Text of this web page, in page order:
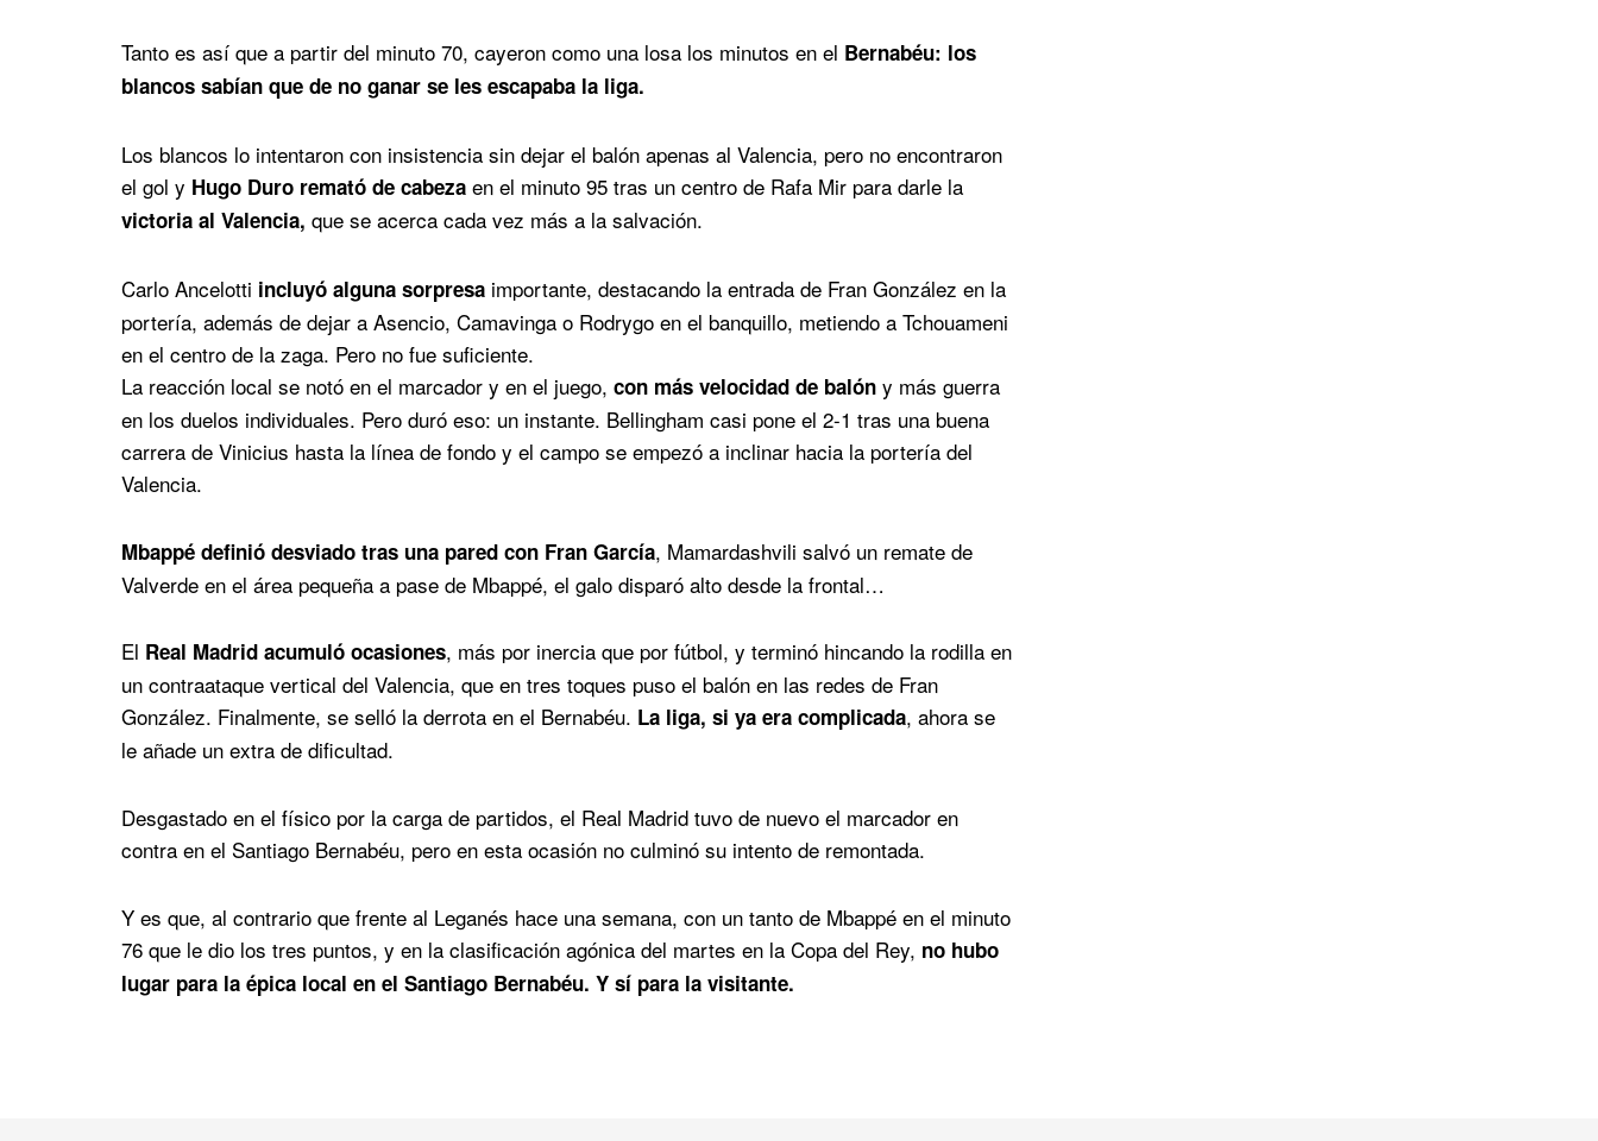
Tanto es así que a partir del minuto 70, cayeron como una losa los minutos en el Bernabéu: los
blancos sabían que de no ganar se les escapaba la liga.
Los blancos lo intentaron con insistencia sin dejar el balón apenas al Valencia, pero no encontraron
el gol y Hugo Duro remató de cabeza en el minuto 95 tras un centro de Rafa Mir para darle la
victoria al Valencia, que se acerca cada vez más a la salvación.
Carlo Ancelotti incluyó alguna sorpresa importante, destacando la entrada de Fran González en la
portería, además de dejar a Asencio, Camavinga o Rodrygo en el banquillo, metiendo a Tchouameni
en el centro de la zaga. Pero no fue suficiente.
La reacción local se notó en el marcador y en el juego, con más velocidad de balón y más guerra
en los duelos individuales. Pero duró eso: un instante. Bellingham casi pone el 2-1 tras una buena
carrera de Vinicius hasta la línea de fondo y el campo se empezó a inclinar hacia la portería del
Valencia.
Mbappé definió desviado tras una pared con Fran García, Mamardashvili salvó un remate de
Valverde en el área pequeña a pase de Mbappé, el galo disparó alto desde la frontal…
El Real Madrid acumuló ocasiones, más por inercia que por fútbol, y terminó hincando la rodilla en
un contraataque vertical del Valencia, que en tres toques puso el balón en las redes de Fran
González. Finalmente, se selló la derrota en el Bernabéu. La liga, si ya era complicada, ahora se
le añade un extra de dificultad.
Desgastado en el físico por la carga de partidos, el Real Madrid tuvo de nuevo el marcador en
contra en el Santiago Bernabéu, pero en esta ocasión no culminó su intento de remontada.
Y es que, al contrario que frente al Leganés hace una semana, con un tanto de Mbappé en el minuto
76 que le dio los tres puntos, y en la clasificación agónica del martes en la Copa del Rey, no hubo
lugar para la épica local en el Santiago Bernabéu. Y sí para la visitante.